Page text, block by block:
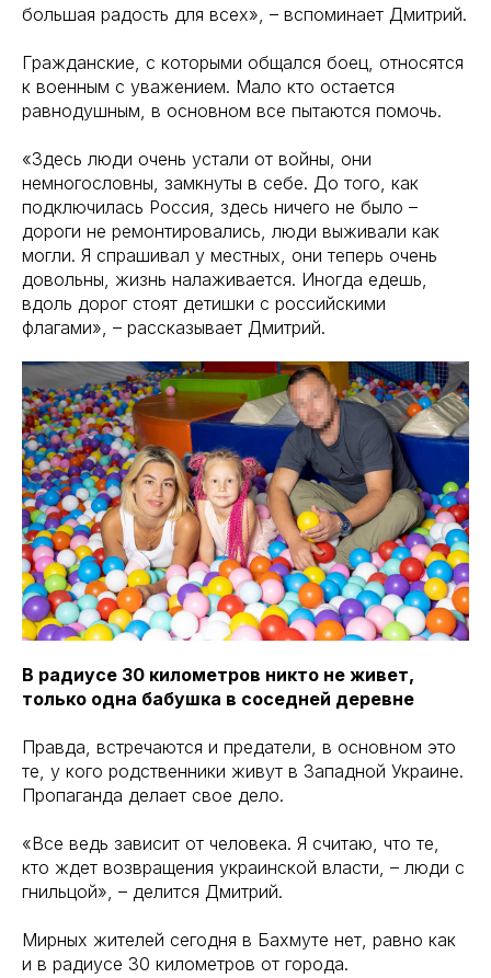
большая радость для всех», – вспоминает Дмитрий.
Гражданские, с которыми общался боец, относятся
к военным с уважением. Мало кто остается
равнодушным, в основном все пытаются помочь.
«Здесь люди очень устали от войны, они
немногословны, замкнуты в себе. До того, как
подключилась Россия, здесь ничего не было –
дороги не ремонтировались, люди выживали как
могли. Я спрашивал у местных, они теперь очень
довольны, жизнь налаживается. Иногда едешь,
вдоль дорог стоят детишки с российскими
флагами», – рассказывает Дмитрий.
В радиусе 30 километров никто не живет,
только одна бабушка в соседней деревне
Правда, встречаются и предатели, в основном это
те, у кого родственники живут в Западной Украине.
Пропаганда делает свое дело.
«Все ведь зависит от человека. Я считаю, что те,
кто ждет возвращения украинской власти, – люди с
гнильцой», – делится Дмитрий.
Мирных жителей сегодня в Бахмуте нет, равно как
и в радиусе 30 километров от города.